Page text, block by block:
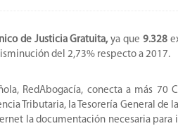
de Justicia Gratuita, ya que 9.328
del 2,73% respecto a 2017.
RedAbogacía, conecta a más 70
Tributaria, la Tesorería General de
la documentación necesaria para